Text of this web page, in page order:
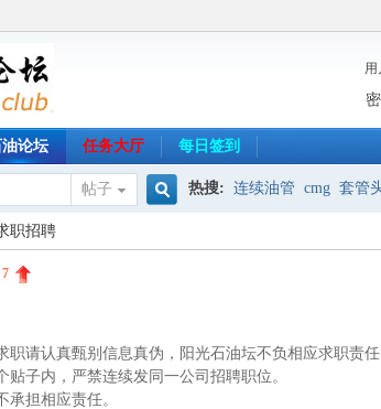
用
论坛 任务大厅 每日签到
帖子 热搜: 连续油管 cmg 套管
职招聘
7
请认真甄别信息真伪，阳光石油坛不负相应求职责任
子内，严禁连续发同一公司招聘职位。
担相应责任。